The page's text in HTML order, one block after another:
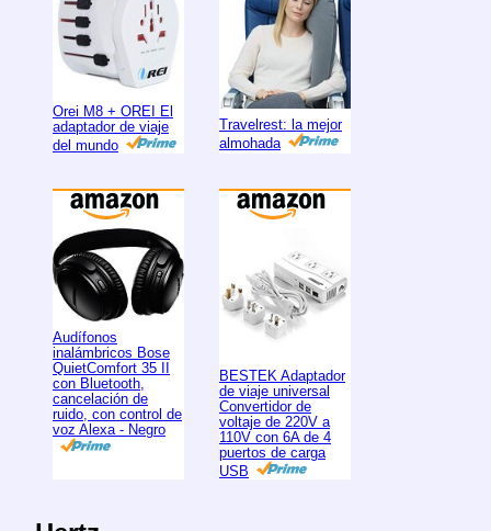
Orei M8 + OREI El
adaptador de viaje
del mundo
Travelrest: la mejor
almohada
Audífonos
inalámbricos Bose
QuietComfort 35 II
con Bluetooth,
cancelación de
ruido, con control de
voz Alexa - Negro
BESTEK Adaptador
de viaje universal
Convertidor de
voltaje de 220V a
110V con 6A de 4
puertos de carga
USB